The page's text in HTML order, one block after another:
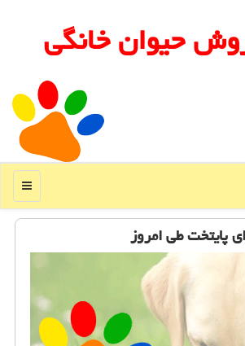
حیوان خانگی
منو
پایتخت طی امروز